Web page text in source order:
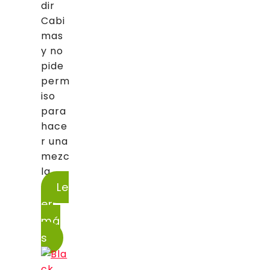
dir
Cabi
mas
y no
pide
perm
iso
para
hace
r una
mezc
la...
Le
er
má
s